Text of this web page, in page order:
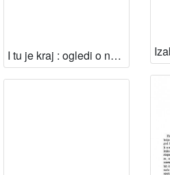
I tu je kraj : ogledi o naciji i globalizaciji, stranci i pokretu, razgovor o urbanom rasizmu, zapisi o mostu i Gojku Šušku / Ivan Aralica